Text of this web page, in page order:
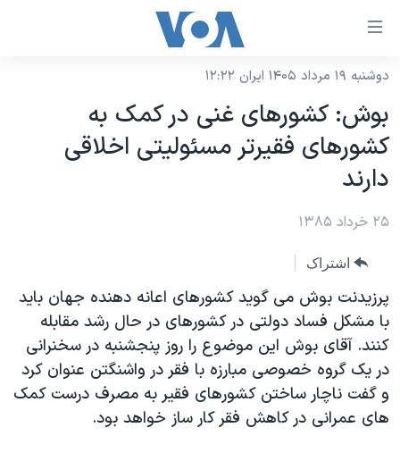
لینکهای
دسترسی
جهش
به
محتوای
اصلی
به
صفحه
جهش
به
جستجو
نسخه سبک وب‌سایت
موضوع ها
ایران
آمریکا
جهان
گزیده‌ها
ویژه برنامه‌ها
ویدیوها
فرهنگ و زندگی
برنامه های تلویزیونی
جدول برنامه ها
صفحه‌های ویژه
جام جهانی ۲۰۲۶
عملیات خشم حماسی
۲۵۰سالگی آمریکا
بایگانی برنامه‌های تلویزیونی
مستندها
فرکانس‌های صدای آمریکا
پخش رادیویی
یادگیری زبان انگلیسی
دنبال کنید
دوشنبه ۱۹ مرداد ۱۴۰۵ ایران ۱۲:۲۲
بوش: کشورهای غنی در کمک به
کشورهای فقيرتر مسئوليتی اخلاقی
دارند
۲۵ خرداد ۱۳۸۵
اشتراک
پرزیدنت بوش می گوید کشورهای اعانه دهنده جهان باید
با مشکل فساد دولتی در کشورهای در حال رشد مقابله
کنند. آقای بوش این موضوع را روز پنجشنبه در سخنرانی
در یک گروه خصوصی مبارزه با فقر در واشنگتن عنوان کرد
و گفت ناچار ساختن کشورهای فقیر به مصرف درست کمک
های عمرانی در کاهش فقر کار ساز خواهد بود.